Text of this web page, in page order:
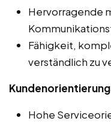
Hervorragende
Fähigkeit,
verständlich zu
Kundenorientierung
Hohe